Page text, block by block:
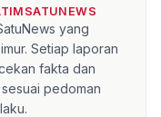
yang
Setiap laporan
fakta dan
pedoman